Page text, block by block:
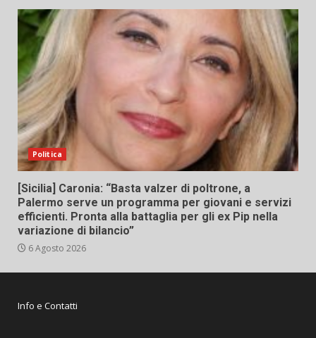
Politica
[Sicilia] Caronia: “Basta valzer di poltrone, a
Palermo serve un programma per giovani e servizi
efficienti. Pronta alla battaglia per gli ex Pip nella
variazione di bilancio”
6 Agosto 2026
Info e Contatti